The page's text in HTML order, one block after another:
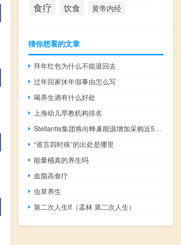
食疗 饮食 黄帝内经
猜你想看的文章
拜年红包为什么不能退回去
过年回家休年假事由怎么写
喝养生酒有什么好处
上海幼儿早教机构排名
Stellantis集团将向蜂巢能源增加采购近5.48GWh的PACK电池包
“谁言四时殊”的出处是哪里
能量桶真的养生吗
血脂高食疗
虫草养生
第二次人生tf（孟林 第二次人生）